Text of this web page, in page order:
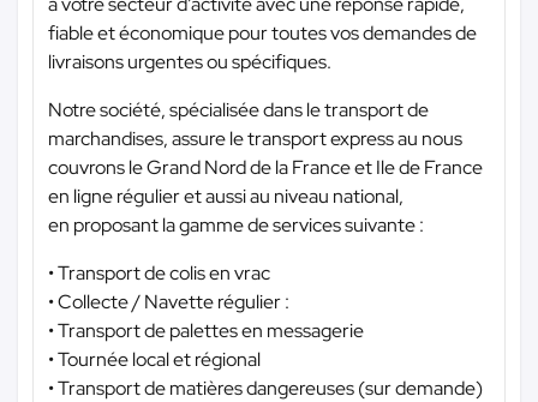
fiable et économique pour toutes vos demandes de
livraisons urgentes ou spécifiques.
Notre société, spécialisée dans le transport de
marchandises, assure le transport express au nous
couvrons le Grand Nord de la France et Ile de France
en ligne régulier et aussi au niveau national,
en proposant la gamme de services suivante :
• Transport de colis en vrac
• Collecte / Navette régulier :
• Transport de palettes en messagerie
• Tournée local et régional
• Transport de matières dangereuses (sur demande)